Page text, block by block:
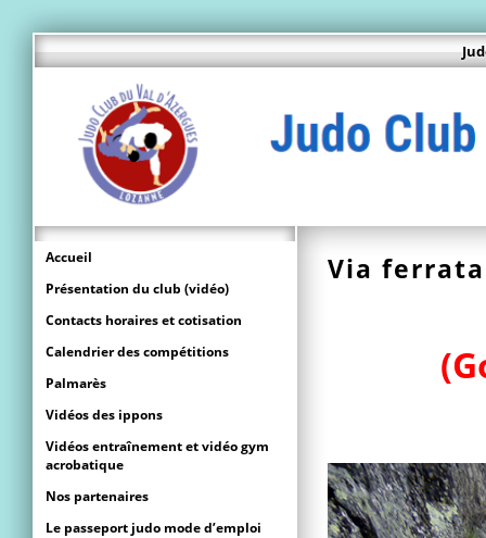
Via
Accueil
Présentation du club (vidéo)
Contacts horaires et cotisation
Calendrier des compétitions
Palmarès
Vidéos des ippons
Vidéos entraînement et vidéo gym
acrobatique
Nos partenaires
Le passeport judo mode d’emploi